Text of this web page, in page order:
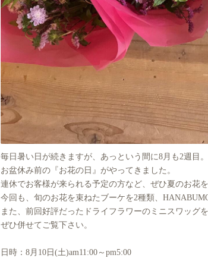
毎日暑い日が続きますが、あっという間に8月も2週目。
お盆休み前の『お花の日』がやってきました。
連休でお客様が来られる予定の方など、ぜひ夏のお花
今回も、旬のお花を束ねたブーケを2種類、
また、前回好評だったドライフラワーのミニスワッグ
ぜひ併せてご覧下さい。
日時：8月10日(土)am11:00～pm5:00